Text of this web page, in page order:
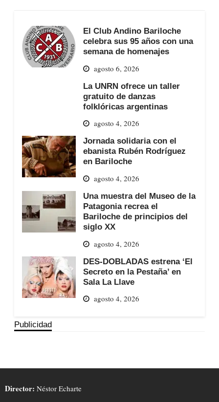
El Club Andino Bariloche
celebra sus 95 años con una
semana de homenajes
agosto 6, 2026
La UNRN ofrece un taller
gratuito de danzas
folklóricas argentinas
agosto 4, 2026
Jornada solidaria con el
ebanista Rubén Rodríguez
en Bariloche
agosto 4, 2026
Una muestra del Museo de la
Patagonia recrea el
Bariloche de principios del
siglo XX
agosto 4, 2026
DES-DOBLADAS estrena ‘El
Secreto en la Pestaña’ en
Sala La Llave
agosto 4, 2026
Publicidad
Director: Néstor Echarte